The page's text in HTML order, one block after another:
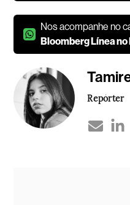
Nos acompanhe no
Bloomberg Línea no
Repórter